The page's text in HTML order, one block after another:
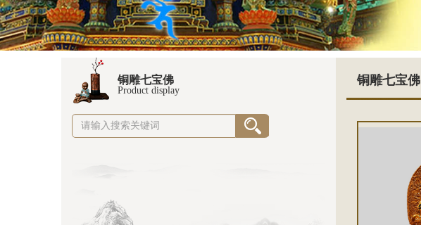
铜雕七宝佛
Product display
铜雕七宝佛